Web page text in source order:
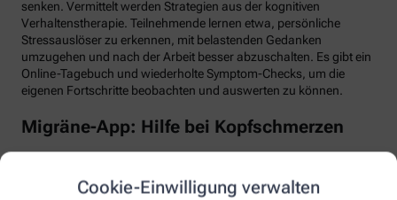
Cookie-Einwilligung verwalten
senken. Vermittelt werden Strategien aus der kognitiven
Verhaltenstherapie. Teilnehmende lernen etwa, persönliche
Stressauslöser zu erkennen, mit belastenden Gedanken
umzugehen und nach der Arbeit besser abzuschalten. Es gibt ein
Online-Tagebuch und wiederholte Symptom-Checks, um die
eigenen Fortschritte beobachten und auswerten zu können.
Migräne-App: Hilfe bei Kopfschmerzen
renommierten Schmerzklinik Kiel lässt sich übersichtlich